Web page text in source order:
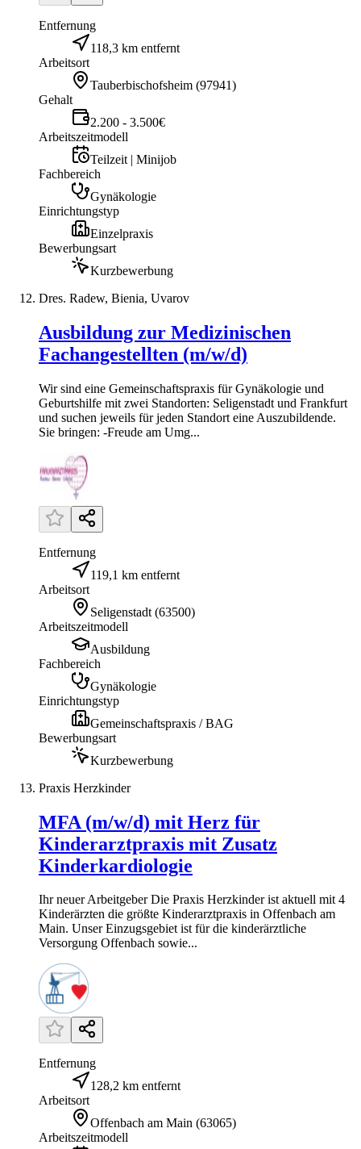
Entfernung
118,3 km entfernt
Arbeitsort
Tauberbischofsheim (97941)
Gehalt
2.200 - 3.500€
Arbeitszeitmodell
Teilzeit | Minijob
Fachbereich
Gynäkologie
Einrichtungstyp
Einzelpraxis
Bewerbungsart
Kurzbewerbung
Dres. Radew, Bienia, Uvarov
Ausbildung zur Medizinischen
Fachangestellten (m/w/d)
Wir sind eine Gemeinschaftspraxis für Gynäkologie und
Geburtshilfe mit zwei Standorten: Seligenstadt und Frankfurt
und suchen jeweils für jeden Standort eine Auszubildende.
Sie bringen: -Freude am Umg...
Entfernung
119,1 km entfernt
Arbeitsort
Seligenstadt (63500)
Arbeitszeitmodell
Ausbildung
Fachbereich
Gynäkologie
Einrichtungstyp
Gemeinschaftspraxis / BAG
Bewerbungsart
Kurzbewerbung
Praxis Herzkinder
MFA (m/w/d) mit Herz für
Kinderarztpraxis mit Zusatz
Kinderkardiologie
Ihr neuer Arbeitgeber Die Praxis Herzkinder ist aktuell mit 4
Kinderärzten die größte Kinderarztpraxis in Offenbach am
Main. Unser Einzugsgebiet ist für die kinderärztliche
Versorgung Offenbach sowie...
Entfernung
128,2 km entfernt
Arbeitsort
Offenbach am Main (63065)
Arbeitszeitmodell